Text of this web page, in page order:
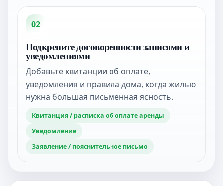
02
Подкрепите договоренности записями и
уведомлениями
Добавьте квитанции об оплате,
уведомления и правила дома, когда жилью
нужна большая письменная ясность.
Квитанция / расписка об оплате аренды
Уведомление
Заявление / пояснительное письмо